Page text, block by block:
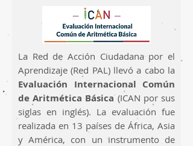
La Red de Acción Ciudadana por el
Aprendizaje (Red PAL) llevó a cabo la
Evaluación Internacional Común
de Aritmética Básica (ICAN por sus
siglas en inglés). La evaluación fue
realizada en 13 países de África, Asia
y América, con un instrumento de